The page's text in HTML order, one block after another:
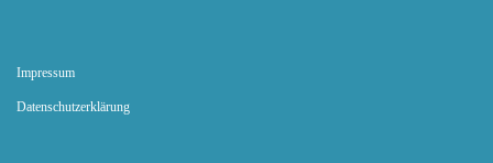
Impressum
Datenschutz­erklärung